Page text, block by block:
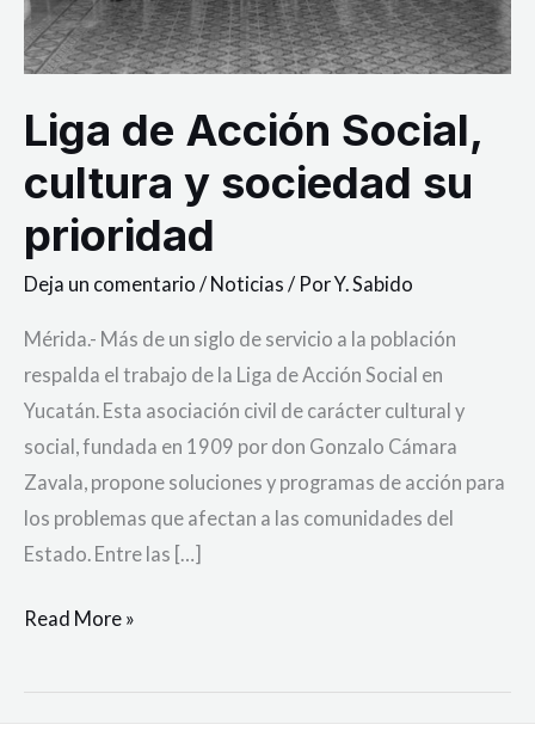
Liga de Acción Social,
cultura y sociedad su
prioridad
Deja un comentario / Noticias / PorY. Sabido
Mérida.- Más de un siglo de servicio a la población
respalda el trabajo de la Liga de Acción Social en
Yucatán. Esta asociación civil de carácter cultural y
social, fundada en 1909 por don Gonzalo Cámara
Zavala, propone soluciones y programas de acción para
los problemas que afectan a las comunidades del
Estado. Entre las […]
Read More »